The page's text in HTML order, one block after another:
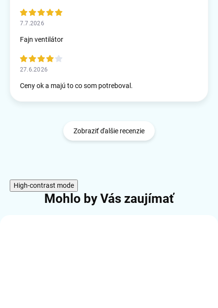
7.7.2026
Fajn ventilátor
27.6.2026
Ceny ok a majú to co som potreboval.
Zobraziť ďalšie recenzie
High-contrast mode
Mohlo by Vás zaujímať